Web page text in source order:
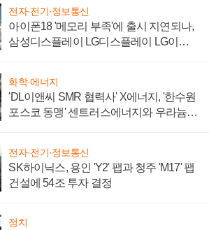
전자·전기·정보통신
아이폰18 '메모리 부족'에 출시 지연되나,
삼성디스플레이 LG디스플레이 LG이노
화학·에너지
'DL이앤씨 SMR 협력사' X에너지, '한수원
포스코 동맹' 센트러스에너지와 우라늄
전자·전기·정보통신
SK하이닉스, 용인 'Y2' 팹과 청주 'M17' 팹
건설에 54조 투자 결정
정치